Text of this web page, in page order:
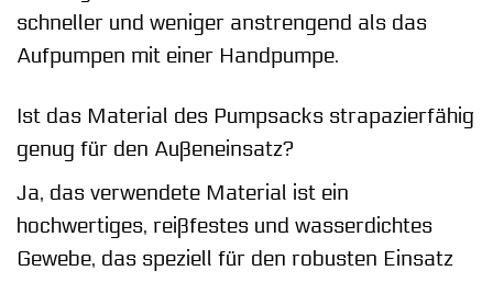
schneller und weniger anstrengend als das
Aufpumpen mit einer Handpumpe.
Ist das Material des Pumpsacks strapazierfähig
genug für den Außeneinsatz?
Ja, das verwendete Material ist ein
hochwertiges, reißfestes und wasserdichtes
Gewebe, das speziell für den robusten Einsatz